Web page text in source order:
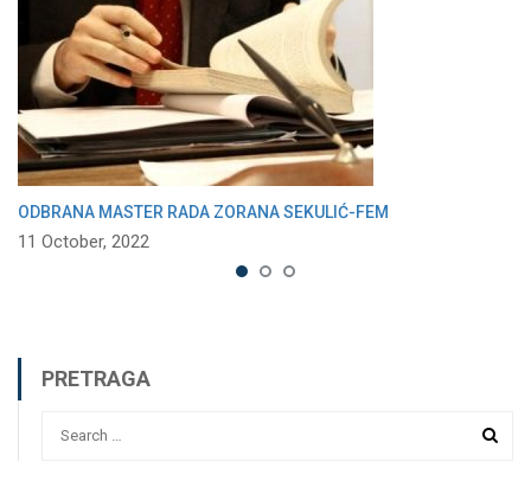
ODBRANA MASTER RADA ZORANA SEKULIĆ-FEM
11 October, 2022
PRETRAGA